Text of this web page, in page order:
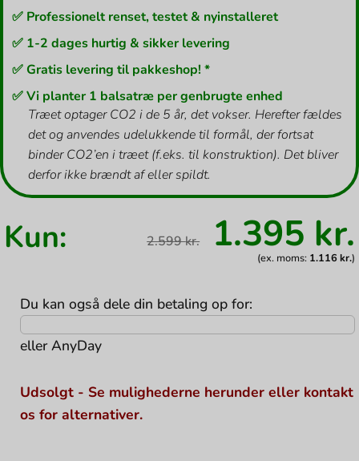
✅ Professionelt renset, testet & nyinstalleret
✅ 1-2 dages hurtig & sikker levering
✅ Gratis levering til pakkeshop! *
✅ Vi planter 1 balsatræ per genbrugte enhed
Træet optager CO2 i de 5 år, det vokser. Herefter fældes
det og anvendes udelukkende til formål, der fortsat
binder CO2’en i træet (f.eks. til konstruktion). Det bliver
derfor ikke brændt af eller spildt.
Kun: 2.599kr. Den
pris
var:
2.599 kr..
1.395 kr.
(ex. moms: 1.116 kr.)
Du kan også dele din betaling op for:
ellerAnyDay
Udsolgt - Se mulighederne herunder eller kontakt
os for alternativer.